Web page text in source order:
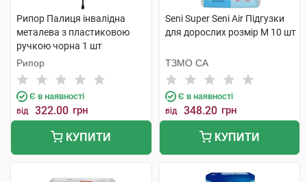
Рипор Палиця інвалідна
металева з пластиковою
ручкою чорна 1 шт
Рипор
Є в наявності
від 322.00 грн
КУПИТИ
Seni Super Seni Air Підгузки
для дорослих розмір M 10 шт
ТЗМО СА
Є в наявності
від 348.20 грн
КУПИТИ